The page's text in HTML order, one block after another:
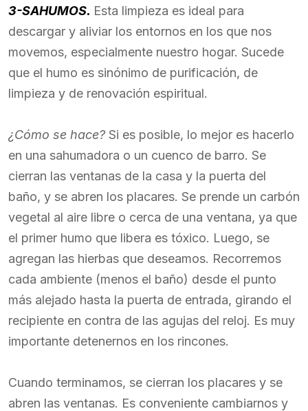
3-SAHUMOS. Esta limpieza es ideal para
descargar y aliviar los entornos en los que nos
movemos, especialmente nuestro hogar. Sucede
que el humo es sinónimo de purificación, de
limpieza y de renovación espiritual.
¿Cómo se hace? Si es posible, lo mejor es hacerlo
en una sahumadora o un cuenco de barro. Se
cierran las ventanas de la casa y la puerta del
baño, y se abren los placares. Se prende un carbón
vegetal al aire libre o cerca de una ventana, ya que
el primer humo que libera es tóxico. Luego, se
agregan las hierbas que deseamos. Recorremos
cada ambiente (menos el baño) desde el punto
más alejado hasta la puerta de entrada, girando el
recipiente en contra de las agujas del reloj. Es muy
importante detenernos en los rincones.
Cuando terminamos, se cierran los placares y se
abren las ventanas. Es conveniente cambiarnos y